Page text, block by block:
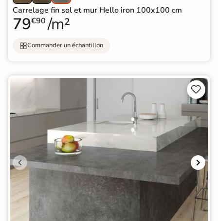
Carrelage fin sol et mur Hello iron 100x100 cm
79€90 /m²
Commander un échantillon

